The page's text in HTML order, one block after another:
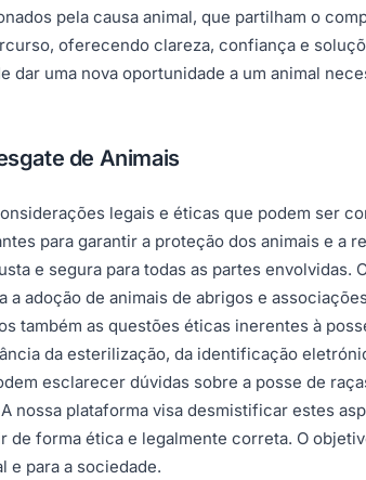
pela causa animal, que partilham o
oferecendo clareza, confiança e
uma nova oportunidade a um animal
de Animais
legais e éticas que podem ser
para garantir a proteção dos animais e a
e segura para todas as partes envolvidas.
adoção de animais de abrigos e
também as questões éticas inerentes à
da esterilização, da identificação
esclarecer dúvidas sobre a posse de
nossa plataforma visa desmistificar estes
forma ética e legalmente correta. O
e para a sociedade.